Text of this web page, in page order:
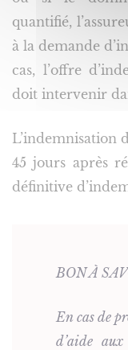
quantifié,
à la demande
cas, l’offre
doit intervenir
L’indemnisation
45 jours après
définitive
BON À
En cas de
d’aide